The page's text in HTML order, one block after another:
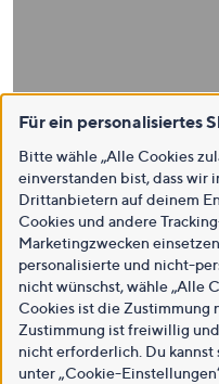
Für ein personalisiertes
Bitte wähle „Alle Cookies
einverstanden bist, dass wir
Drittanbietern auf deinem
Cookies und andere
Marketingzwecken
personalisierte und nicht-
nicht wünschst, wähle „Alle
Cookies ist die
Zustimmung ist freiwillig
nicht erforderlich. Du
unter „Cookie-